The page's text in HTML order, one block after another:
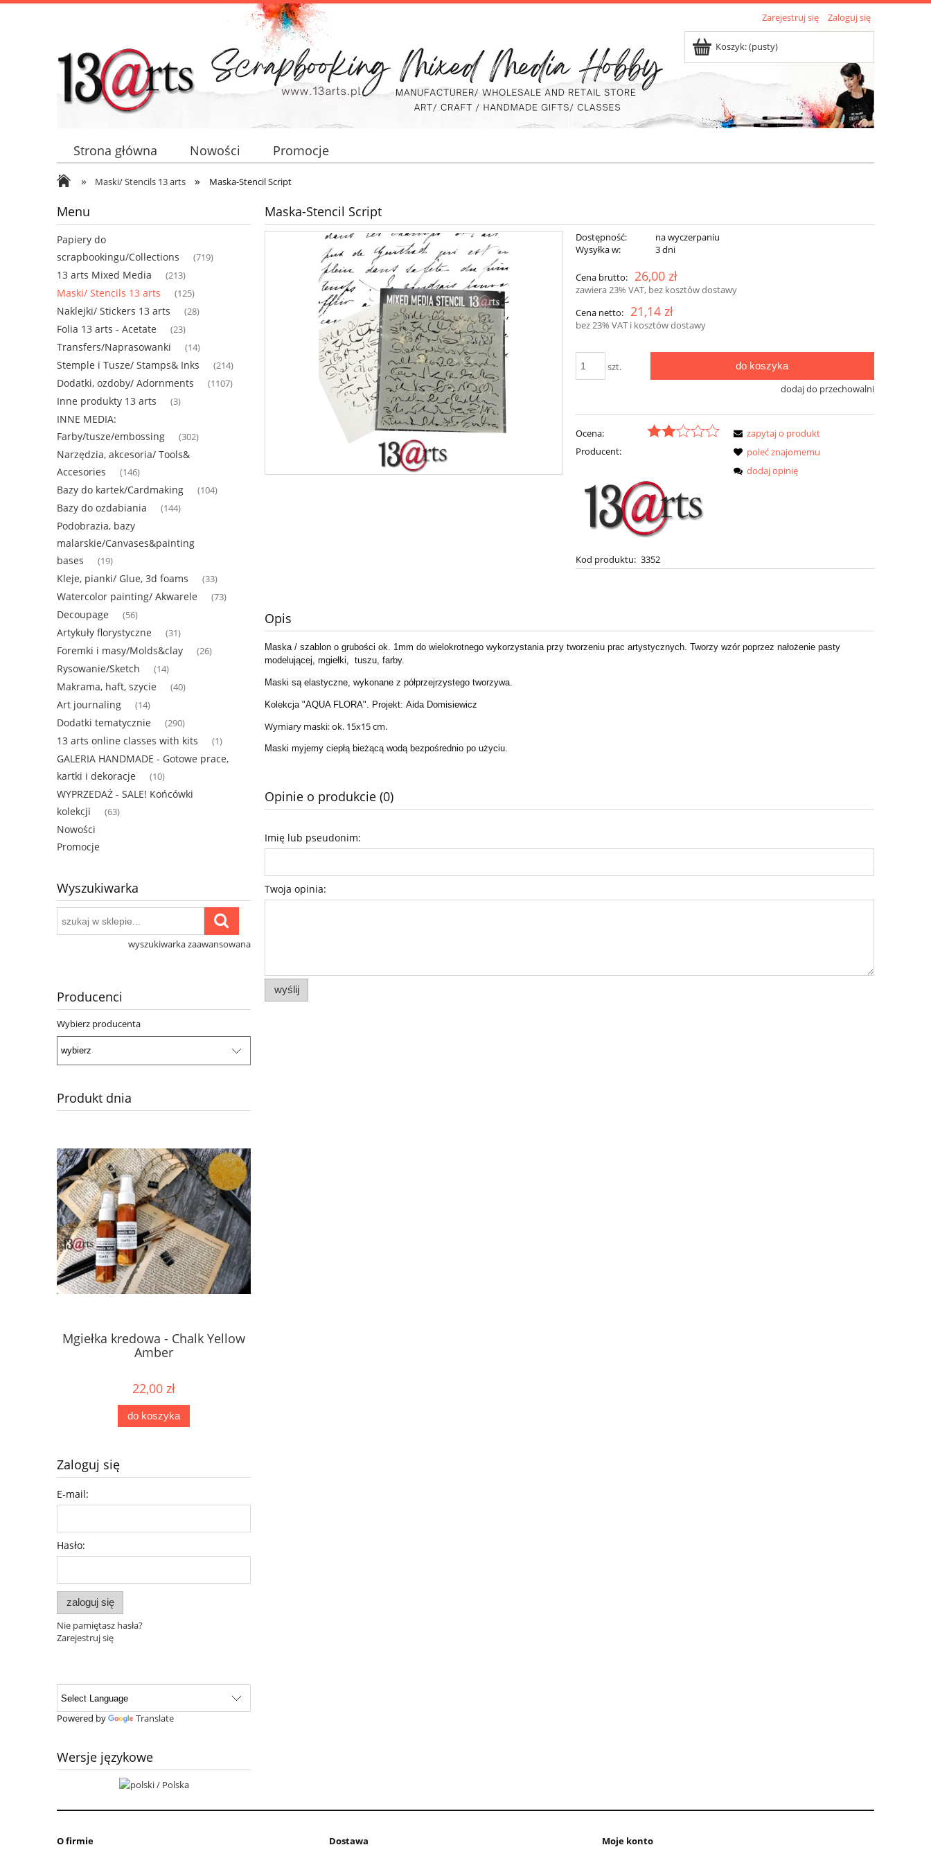
Zarejestruj się Zaloguj się
Koszyk:(pusty)
Strona główna Nowości Promocje
» Maski/ Stencils 13 arts » Maska-Stencil Script
Menu
Papiery do
scrapbookingu/Collections
(719)
13 arts Mixed Media (213)
Maski/ Stencils 13 arts (125)
Naklejki/ Stickers 13 arts (28)
Folia 13 arts - Acetate (23)
Transfers/Naprasowanki (14)
Stemple i Tusze/ Stamps& Inks (214)
Dodatki, ozdoby/ Adornments (1107)
Inne produkty 13 arts (3)
INNE MEDIA:
Farby/tusze/embossing
(302)
Narzędzia, akcesoria/ Tools&
Accesories
(146)
Bazy do kartek/Cardmaking (104)
Bazy do ozdabiania (144)
Podobrazia, bazy
malarskie/Canvases&painting
bases
(19)
Kleje, pianki/ Glue, 3d foams (33)
Watercolor painting/ Akwarele (73)
Decoupage (56)
Artykuły florystyczne (31)
Foremki i masy/Molds&clay (26)
Rysowanie/Sketch (14)
Makrama, haft, szycie (40)
Art journaling (14)
Dodatki tematycznie (290)
13 arts online classes with kits (1)
GALERIA HANDMADE - Gotowe prace,
kartki i dekoracje
(10)
WYPRZEDAŻ - SALE! Końcówki
kolekcji
(63)
Nowości
Promocje
Wyszukiwarka
wyszukiwarka zaawansowana
Producenci
Wybierz producenta
Produkt dnia
Mgiełka kredowa - Chalk Yellow
Amber
22,00 zł
do koszyka
Zaloguj się
E-mail:
Hasło:
zaloguj się
Nie pamiętasz hasła?
Zarejestruj się
Powered by Translate
Wersje językowe
Maska-Stencil Script
Dostępność:
na wyczerpaniu
Wysyłka w:
3 dni
Cena brutto: 26,00 zł
zawiera 23% VAT, bez kosztów dostawy
Cena netto: 21,14 zł
bez 23% VAT i kosztów dostawy
szt. do koszyka
dodaj do przechowalni
Ocena:
Producent:
Kod produktu: 3352
zapytaj o produkt
poleć znajomemu
dodaj opinię
Opis
Maska / szablon o grubości ok. 1mm do wielokrotnego wykorzystania przy tworzeniu prac artystycznych. Tworzy wzór poprzez nałożenie pasty
modelującej, mgiełki, tuszu, farby.
Maski są elastyczne, wykonane z półprzejrzystego tworzywa.
Kolekcja "AQUA FLORA". Projekt: Aida Domisiewicz
Wymiary maski: ok. 15x15 cm.
Maski myjemy ciepłą bieżącą wodą bezpośrednio po użyciu.
Opinie o produkcie (0)
Imię lub pseudonim:
Twoja opinia:
wyślij
O firmie Dostawa Moje konto